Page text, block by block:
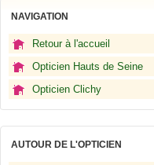
NAVIGATION
Retour à l'accueil
Opticien Hauts de Seine
Opticien Clichy
AUTOUR DE L'OPTICIEN